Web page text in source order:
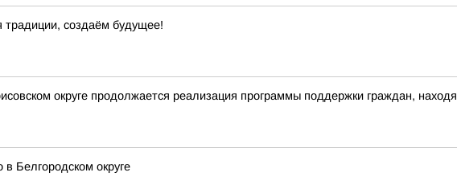
традиции, создаём будущее!
округе продолжается реализация программы поддержки граждан,
Белгородском округе